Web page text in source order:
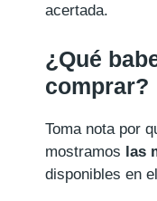
acertada.
¿Qué
comprar?
Toma nota por
mostramos las
disponibles en